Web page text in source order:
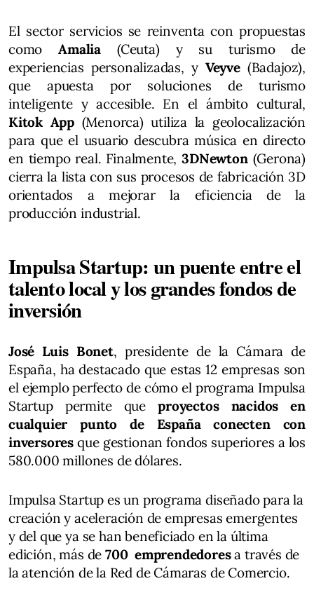
El sector servicios se reinventa con propuestas
comoAmalia (Ceuta) y su turismo de
experiencias personalizadas, y Veyve (Badajoz),
que apuesta por soluciones de turismo
inteligente y accesible. En el ámbito cultural,
Kitok App (Menorca) utiliza la geolocalización
para que el usuario descubra música en directo
en tiempo real. Finalmente,3DNewton(Gerona)
cierra la lista con sus procesos de fabricación 3D
orientados a mejorar la eficiencia de la
producción industrial.
Impulsa Startup: un puente entre el
talento local y los grandes fondos de
inversión
José Luis Bonet, presidente de la Cámara de
España, ha destacado que estas 12 empresas son
el ejemplo perfecto de cómo el programa Impulsa
Startup permite queproyectos nacidos en
cualquier punto de España conecten con
inversores que gestionan fondos superiores a los
580.000 millones de dólares.
Impulsa Startup es un programa diseñado para la
creación y aceleración de empresas emergentes
y del que ya se han beneficiado en la última
edición, más de 700 emprendedoresa través de
la atención de la Red de Cámaras de Comercio.